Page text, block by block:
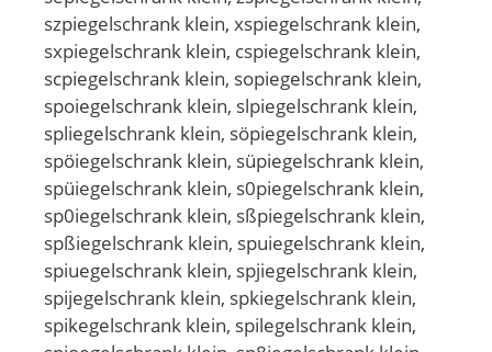
szpiegelschrank klein, xspiegelschrank klein,
sxpiegelschrank klein, cspiegelschrank klein,
scpiegelschrank klein, sopiegelschrank klein,
spoiegelschrank klein, slpiegelschrank klein,
spliegelschrank klein, söpiegelschrank klein,
spöiegelschrank klein, süpiegelschrank klein,
spüiegelschrank klein, s0piegelschrank klein,
sp0iegelschrank klein, sßpiegelschrank klein,
spßiegelschrank klein, spuiegelschrank klein,
spiuegelschrank klein, spjiegelschrank klein,
spijegelschrank klein, spkiegelschrank klein,
spikegelschrank klein, spilegelschrank klein,